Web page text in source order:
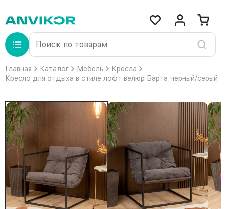
Главная Каталог Мебель
Кресла
Кресло для отдыха в стиле лофт велюр Барта черный/серый